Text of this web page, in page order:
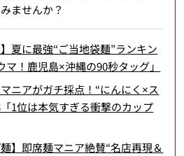
ませんか？
夏に最強“ご当地袋麺”ランキン
マ！鹿児島×沖縄の90秒タッグ」
ニアがガチ採点！“にんにく×ス
1位は本気すぎる衝撃のカップ
】即席麺マニア絶賛“名店再現＆